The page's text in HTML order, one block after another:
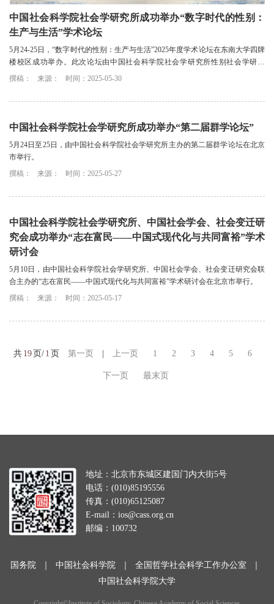
中国社会科学院社会学研究所成功举办“数字时代的性别：
生产与生活”学术论坛
5月24-25日，“数字时代的性别：生产与生活”2025年度学术论坛在东南大学四牌
楼校区成功举办。此次论坛由中国社会科学院社会学研究所性别社会学研究
室、东南大学人文学院共同主办，继2024年...
撰稿： 来源： 时间：2025-05-30
中国社会科学院社会学研究所成功举办“第二届群学论坛”
5月24日至25日，由中国社会科学院社会学研究所主办的第二届群学论坛在北京
市举行。
撰稿：
来源： 时间：2025-05-27
中国社会科学院社会学研究所、中国社会学会、社会变迁研
究会成功举办“志在富民——中国式现代化与共同富裕”学术
研讨会
5月10日，由中国社会科学院社会学研究所、中国社会学会、社会变迁研究会联
合主办的“志在富民——中国式现代化与共同富裕”学术研讨会在北京市举行。
撰稿：
来源： 时间：2025-05-17
共 19页/ 1 页 第一页 上一页 1 2 3 4 5 6
下一页 最末页
地址：北京市东城区建国门内大街5号
电话：(010)85195556
传真：(010)65125087
E-mail：ios@cass.org.cn
邮编：100732
国务院 中国社会科学院 全国哲学社会科学工作办公室
中国社会科学院大学